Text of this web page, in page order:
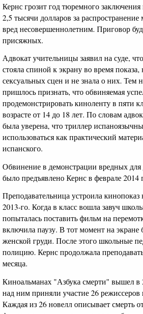
Кернс грозит год тюремного
2,5 тысячи долларов за
вред несовершеннолетним. Приговор
присяжных.
Адвокат учительницы заявил на суде,
стояла спиной к экрану во время показа,
сексуальных сцен и не знала о них. Тем
пришлось признать, что обвиняемая
продемонстрировать киноленту в пяти
возрасте от 14 до 18 лет. По словам
была уверена, что триллер
использоваться как практический
испанского.
Обвинение в демонстрации вредных для
было предъявлено Кернс в феврале 2014
Преподавательница устроила кинопоказ
2013-го. Когда в класс вошла завуч
попыталась поставить фильм на
включила паузу. В тот момент на
женской груди. После этого школьные
полицию. Кернс продолжала
месяца.
Киноальманах "Азбука смерти" вышел в
над ним приняли участие 26 режиссеров
Каждая из 26 новелл описывает смерть